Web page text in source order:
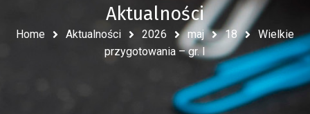
Aktualności
Home Aktualności 2026 maj 18
Wielkie
przygotowania – gr. I